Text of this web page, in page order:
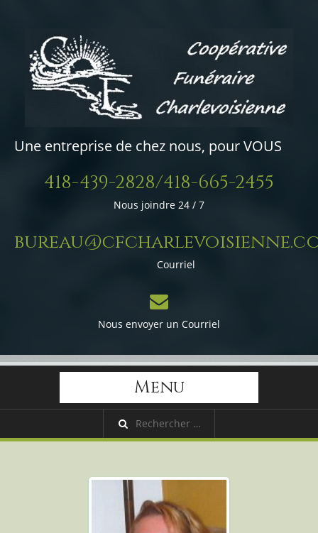
Une entreprise de chez nous, pour VOUS
418-439-2828/418-665-2455
Nous joindre 24 / 7
Courriel
Nous envoyer un Courriel
Menu